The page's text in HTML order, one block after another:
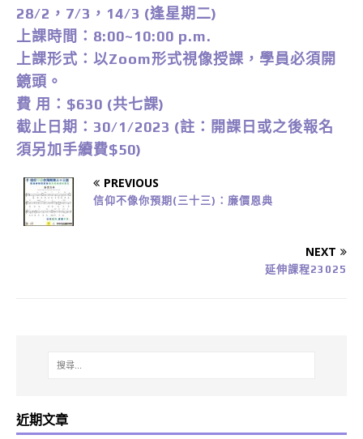
28/2，7/3，14/3 (逢星期二)
上課時間：8:00~10:00 p.m.
上課形式：以Zoom形式視像授課，學員必須開
鏡頭。
費 用：$630 (共七課)
截止日期：30/1/2023 (註：開課日或之後報名
須另加手續費$50)
PREVIOUS
信仰不像你預期(三十三)：廉價恩典
NEXT
延伸課程23025
近期文章